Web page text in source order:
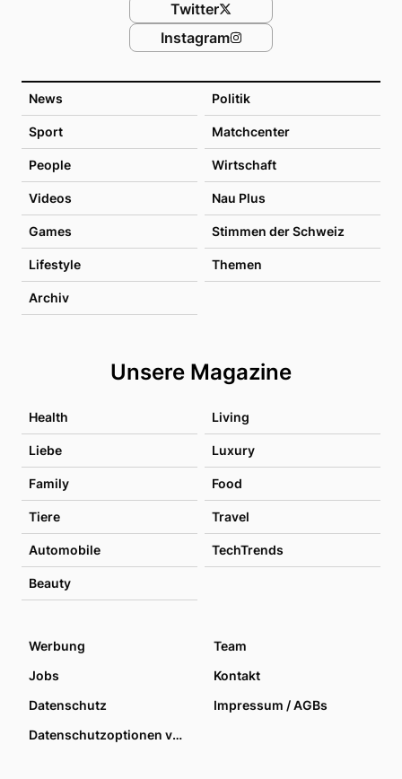
News Politik
Sport Matchcenter
People Wirtschaft
Videos Nau Plus
Games Stimmen der Schweiz
Lifestyle Themen
Archiv
Unsere Magazine
Health Living
Liebe Luxury
Family Food
Tiere Travel
Automobile TechTrends
Beauty
Twitter
Instagram
Werbung
Team
Jobs
Kontakt
Datenschutz
Impressum / AGBs
Datenschutzoptionen verwalten